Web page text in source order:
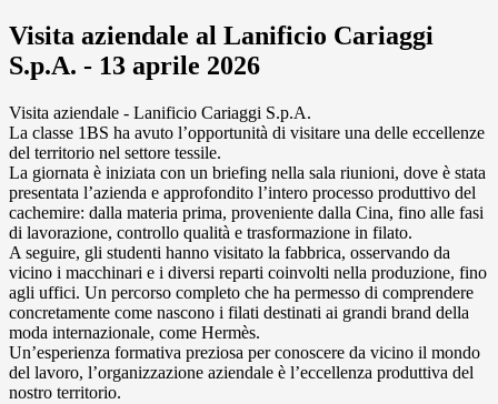
Visita aziendale al Lanificio Cariaggi
S.p.A. - 13 aprile 2026
Visita aziendale - Lanificio Cariaggi S.p.A.
La classe 1BS ha avuto l’opportunità di visitare una delle eccellenze
del territorio nel settore tessile.
La giornata è iniziata con un briefing nella sala riunioni, dove è stata
presentata l’azienda e approfondito l’intero processo produttivo del
cachemire: dalla materia prima, proveniente dalla Cina, fino alle fasi
di lavorazione, controllo qualità e trasformazione in filato.
A seguire, gli studenti hanno visitato la fabbrica, osservando da
vicino i macchinari e i diversi reparti coinvolti nella produzione, fino
agli uffici. Un percorso completo che ha permesso di comprendere
concretamente come nascono i filati destinati ai grandi brand della
moda internazionale, come Hermès.
Un’esperienza formativa preziosa per conoscere da vicino il mondo
del lavoro, l’organizzazione aziendale è l’eccellenza produttiva del
nostro territorio.